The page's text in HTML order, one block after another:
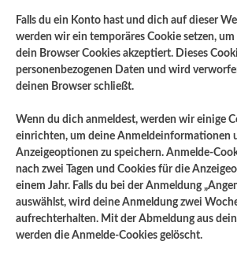
Falls du ein Konto hast und dich auf dieser
werden wir ein temporäres Cookie setzen,
dein Browser Cookies akzeptiert. Dieses
personenbezogenen Daten und wird
deinen Browser schließt.
Wenn du dich anmeldest, werden wir einige
einrichten, um deine Anmeldeinformationen
Anzeigeoptionen zu speichern. Anmelde-
nach zwei Tagen und Cookies für die
einem Jahr. Falls du bei der Anmeldung
auswählst, wird deine Anmeldung zwei
aufrechterhalten. Mit der Abmeldung aus
werden die Anmelde-Cookies gelöscht.